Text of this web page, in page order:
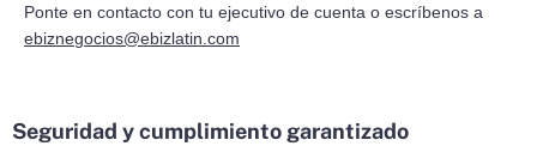
Ponte en contacto con tu ejecutivo de cuenta o escríbenos a
ebiznegocios@ebizlatin.com
Seguridad y cumplimiento garantizado